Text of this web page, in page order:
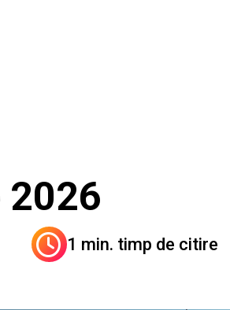
2026
1 min. timp de citire